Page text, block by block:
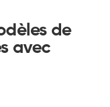
de
avec